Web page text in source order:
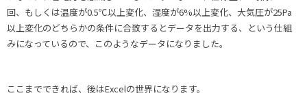
回、もしくは温度が0.5℃以上変化、湿度が6%以上変化、大気圧が25Pa
以上変化のどちらかの条件に合致するとデータを出力する、という仕組
みになっているので、このようなデータになりました。
ここまでできれば、後はExcelの世界になります。